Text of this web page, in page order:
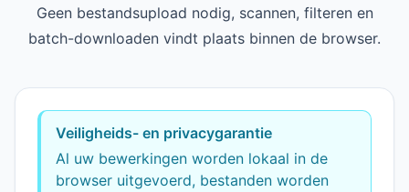
Geen bestandsupload nodig, scannen, filteren en
batch-downloaden vindt plaats binnen de browser.
Veiligheids- en privacygarantie
Al uw bewerkingen worden lokaal in de
browser uitgevoerd, bestanden worden